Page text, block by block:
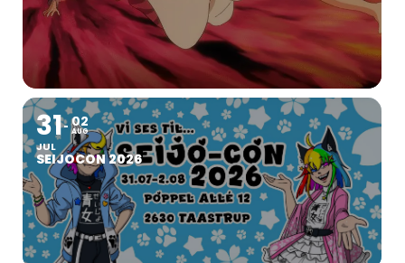
31
JUL
02
AUG
SEIJOCON 2026